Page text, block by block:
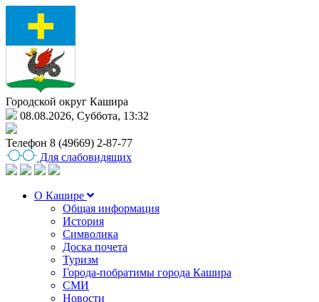
Городской округ Кашира
08.08.2026, Суббота, 13:32
Телефон 8 (49669) 2-87-77
Для слабовидящих
О Кашире
Общая информация
История
Символика
Доска почета
Туризм
Города-побратимы города Кашира
СМИ
Новости